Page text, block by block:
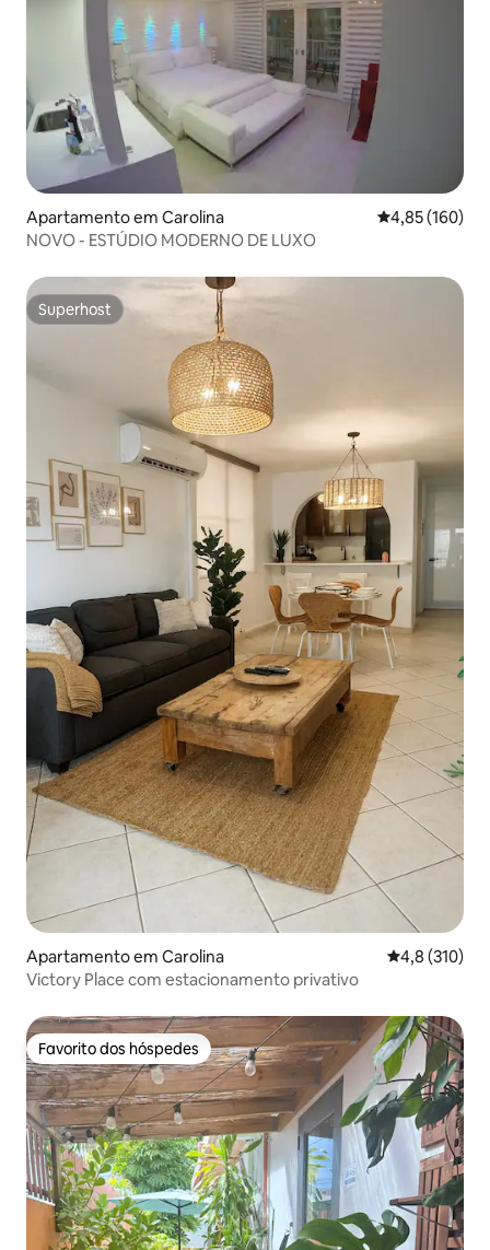
Apartamento em Carolina Classificação
4,85 (160)
NOVO - ESTÚDIO MODERNO DE LUXO
Superhost
Superhost
Apartamento em Carolina Classificação
4,8 (310)
Victory Place com estacionamento privativo
Favorito dos hóspedes
Favorito dos hóspedes